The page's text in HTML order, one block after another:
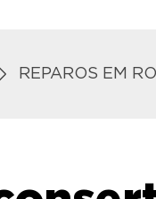
REPAROS EM